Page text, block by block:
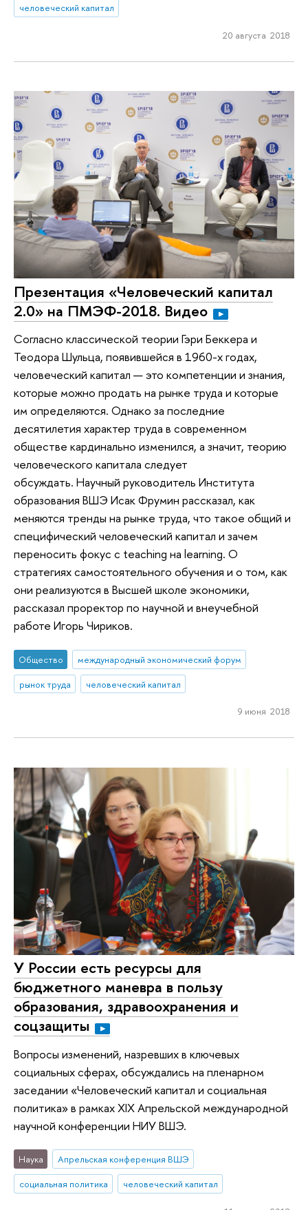
человеческий капитал
20 августа 2018
Презентация «Человеческий капитал
2.0» на ПМЭФ-2018. Видео
Согласно классической теории Гэри Беккера и
Теодора Шульца, появившейся в 1960-х годах,
человеческий капитал — это компетенции и знания,
которые можно продать на рынке труда и которые
им определяются. Однако за последние
десятилетия характер труда в современном
обществе кардинально изменился, а значит, теорию
человеческого капитала следует
обсуждать. Научный руководитель Института
образования ВШЭ Исак Фрумин рассказал, как
меняются тренды на рынке труда, что такое общий и
специфический человеческий капитал и зачем
переносить фокус с teaching на learning. О
стратегиях самостоятельного обучения и о том, как
они реализуются в Высшей школе экономики,
рассказал проректор по научной и внеучебной
работе Игорь Чириков.
Общество
международный экономический форум
рынок труда
человеческий капитал
9 июня 2018
У России есть ресурсы для
бюджетного маневра в пользу
образования, здравоохранения и
соцзащиты
Вопросы изменений, назревших в ключевых
социальных сферах, обсуждались на пленарном
заседании «Человеческий капитал и социальная
политика» в рамках XIX Апрельской международной
научной конференции НИУ ВШЭ.
Наука
Апрельская конференция ВШЭ
социальная политика
человеческий капитал